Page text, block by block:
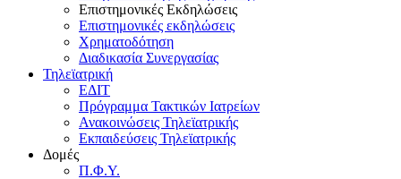
Επιστημονικές Εκδηλώσεις
Επιστημονικές εκδηλώσεις
Χρηματοδότηση
Διαδικασία Συνεργασίας
Τηλεϊατρική
ΕΔΙΤ
Πρόγραμμα Τακτικών Ιατρείων
Ανακοινώσεις Τηλεϊατρικής
Εκπαιδεύσεις Τηλεϊατρικής
Δομές
Π.Φ.Υ.